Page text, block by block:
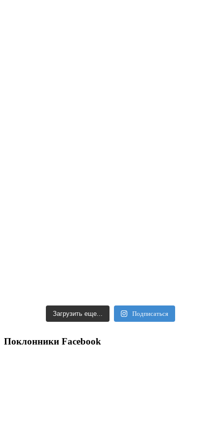
Загрузить еще... Подписаться
Поклонники Facebook